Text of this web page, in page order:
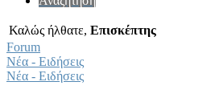
Καλώς ήλθατε, Επισκέπτης
Forum
Νέα - Ειδήσεις
Νέα - Ειδήσεις